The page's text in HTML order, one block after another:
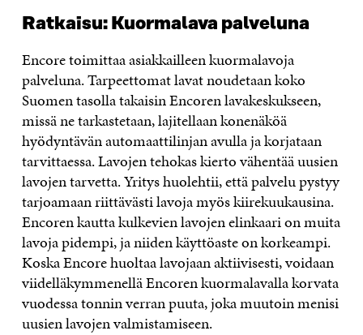
Ratkaisu: Kuormalava palveluna
Encore toimittaa asiakkailleen kuormalavoja
palveluna. Tarpeettomat lavat noudetaan koko
Suomen tasolla takaisin Encoren lavakeskukseen,
missä ne tarkastetaan, lajitellaan konenäköä
hyödyntävän automaattilinjan avulla ja korjataan
tarvittaessa. Lavojen tehokas kierto vähentää uusien
lavojen tarvetta. Yritys huolehtii, että palvelu pystyy
tarjoamaan riittävästi lavoja myös kiirekuukausina.
Encoren kautta kulkevien lavojen elinkaari on muita
lavoja pidempi, ja niiden käyttöaste on korkeampi.
Koska Encore huoltaa lavojaan aktiivisesti, voidaan
viidelläkymmenellä Encoren kuormalavalla korvata
vuodessa tonnin verran puuta, joka muutoin menisi
uusien lavojen valmistamiseen.